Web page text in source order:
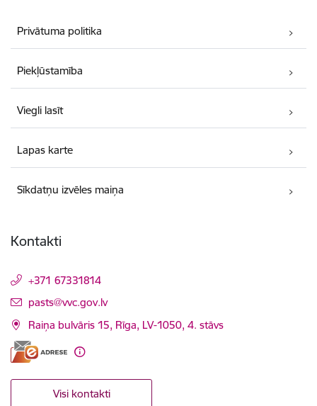
Privātuma politika
Piekļūstamība
Viegli lasīt
Lapas karte
Sīkdatņu izvēles maiņa
Kontakti
+371 67331814
E-pasts:
pasts@vvc.gov.lv
Raiņa bulvāris 15, Rīga, LV-1050, 4. stāvs
Visi kontakti